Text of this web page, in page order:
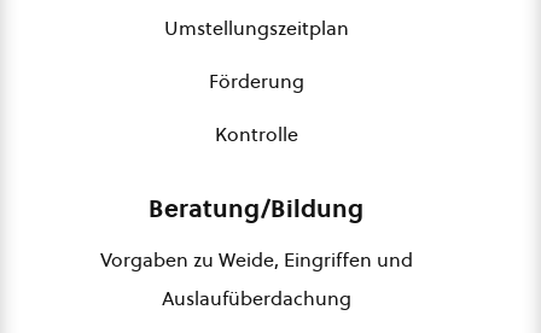
Umstellungszeitplan
Förderung
Kontrolle
Beratung/Bildung
Vorgaben zu Weide, Eingriffen und
Auslaufüberdachung